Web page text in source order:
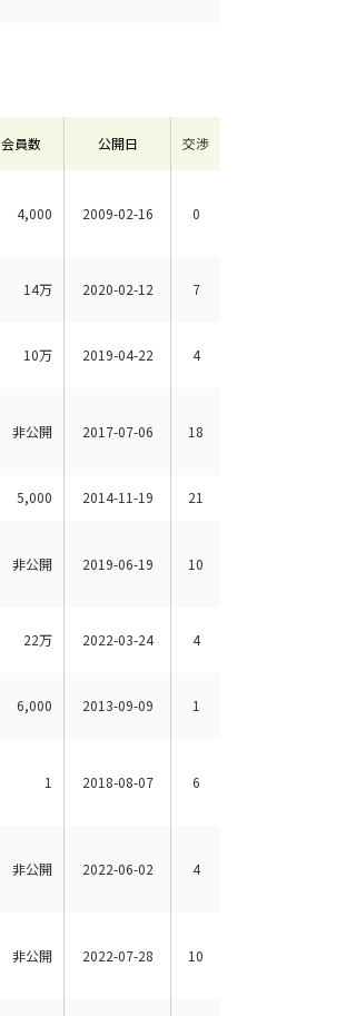
会員数 公開日 交渉
4,000 2009-02-16 0
14万 2020-02-12 7
10万 2019-04-22 4
非公開 2017-07-06 18
5,000 2014-11-19 21
非公開 2019-06-19 10
22万 2022-03-24 4
6,000 2013-09-09 1
1 2018-08-07 6
非公開 2022-06-02 4
非公開 2022-07-28 10